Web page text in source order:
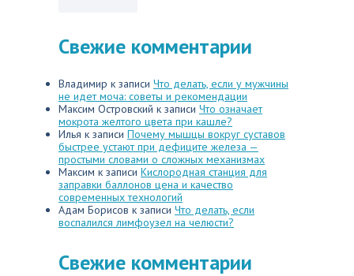
Свежие комментарии
Владимир к записи Что делать, если у мужчины
не идет моча: советы и рекомендации
Максим Островский к записи Что означает
мокрота желтого цвета при кашле?
Илья к записи Почему мышцы вокруг суставов
быстрее устают при дефиците железа —
простыми словами о сложных механизмах
Максим к записи Кислородная станция для
заправки баллонов цена и качество
современных технологий
Адам Борисов к записи Что делать, если
воспалился лимфоузел на челюсти?
Свежие комментарии